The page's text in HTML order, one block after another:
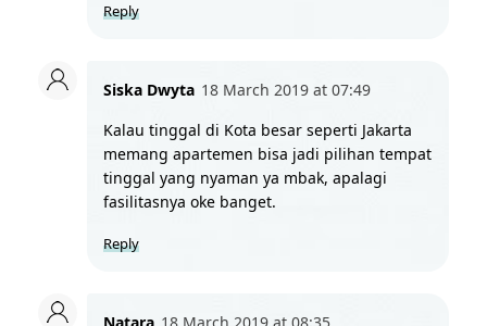
Reply
Siska Dwyta 18 March 2019 at 07:49
Kalau tinggal di Kota besar seperti Jakarta
memang apartemen bisa jadi pilihan tempat
tinggal yang nyaman ya mbak, apalagi
fasilitasnya oke banget.
Reply